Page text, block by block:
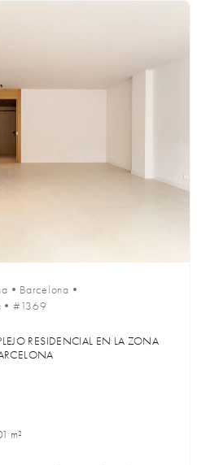
• Barcelona •
• #1369
RESIDENCIAL EN LA ZONA
m²